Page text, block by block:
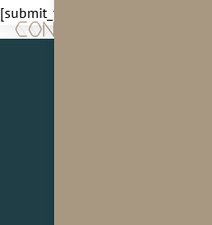
[submit_venue_form]